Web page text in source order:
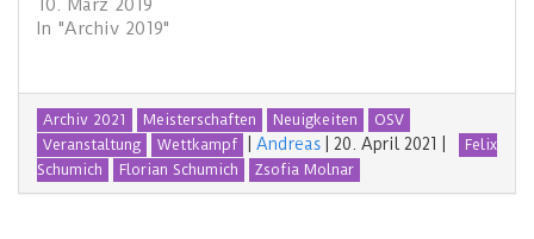
10. März 2019
In "Archiv 2019"
Archiv 2021 Meisterschaften Neuigkeiten
OSV
Veranstaltung
Wettkampf Andreas 20. April 2021
Felix
Schumich
Florian Schumich Zsofia Molnar